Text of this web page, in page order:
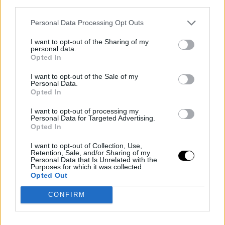
Personal Data Processing Opt Outs
I want to opt-out of the Sharing of my
personal data.
Opted In
I want to opt-out of the Sale of my
Personal Data.
Opted In
I want to opt-out of processing my
Personal Data for Targeted Advertising.
Opted In
I want to opt-out of Collection, Use,
Retention, Sale, and/or Sharing of my
Personal Data that Is Unrelated with the
Purposes for which it was collected.
Opted Out
CONFIRM
El vigente Jugador Defensivo del Año está firmando
promedios de 23,3 puntos, 11,0 rebotes, 2,8 asistencias
Además, mantiene una efectividad del 51,2% en tiros de
campo y un 35,5% desde la línea de tres puntos,
estadísticas que evidencian su influencia tanto en
Su rendimiento ha sido una de las principales razones
del éxito de San Antonio Spurs durante la
postemporada y volverá a ser fundamental en el
séptimo partido de las Finales de la Conferencia Oeste